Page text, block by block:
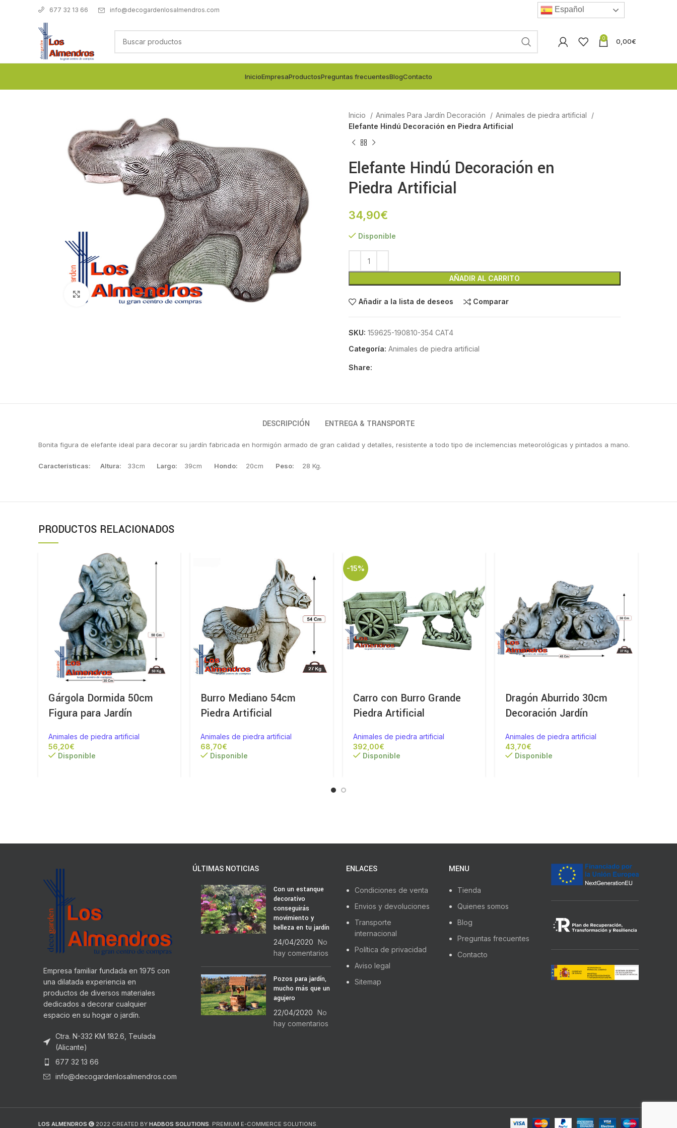
677 32 13 66 info@decogardenlosalmendros.com Español
0 0,00€
InicioEmpresaProductosPreguntas frecuentesBlogContacto
Clic para ampliar
Inicio Animales Para Jardín Decoración
Animales de piedra artificial
Elefante Hindú Decoración en Piedra Artificial
Elefante Hindú Decoración en
Piedra Artificial
34,90€
Disponible
AÑADIR AL CARRITO
Añadir a la lista de deseos Comparar
SKU: 159625-190810-354 CAT4
Categoría: Animales de piedra artificial
Share:
DESCRIPCIÓN ENTREGA & TRANSPORTE
Bonita figura de elefante ideal para decorar su jardín fabricada en hormigón armado de gran calidad y detalles, resistente a todo tipo de inclemencias meteorológicas y pintados a mano.
Características: Altura: 33cm Largo: 39cm Hondo: 20cm Peso: 28 Kg.
PRODUCTOS RELACIONADOS
Gárgola Dormida 50cm
Figura para Jardín
Animales de piedra artificial
€
Disponible
Burro Mediano 54cm
Piedra Artificial
Animales de piedra artificial
€
Disponible
-15%
Carro con Burro Grande
Piedra Artificial
Animales de piedra artificial
€
Disponible
Dragón Aburrido 30cm
Decoración Jardín
Animales de piedra artificial
€
Disponible
Empresa familiar fundada en 1975 con
una dilatada experiencia en
productos de diversos materiales
dedicados a decorar cualquier
espacio en su hogar o jardín.
Ctra. N-332 KM 182.6, Teulada
(Alicante)
677 32 13 66
info@decogardenlosalmendros.com
ÚLTIMAS NOTICIAS
Con un estanque
decorativo
conseguirás
movimiento y
belleza en tu jardín
24/04/2020 No
hay comentarios
Pozos para jardín,
mucho más que un
agujero
22/04/2020 No
hay comentarios
ENLACES
Condiciones de venta
Envios y devoluciones
Transporte
internacional
Política de privacidad
Aviso legal
Sitemap
MENU
Tienda
Quienes somos
Blog
Preguntas frecuentes
Contacto
LOS ALMENDROS 2022 CREATED BY HADBOS SOLUTIONS. PREMIUM E-COMMERCE SOLUTIONS.